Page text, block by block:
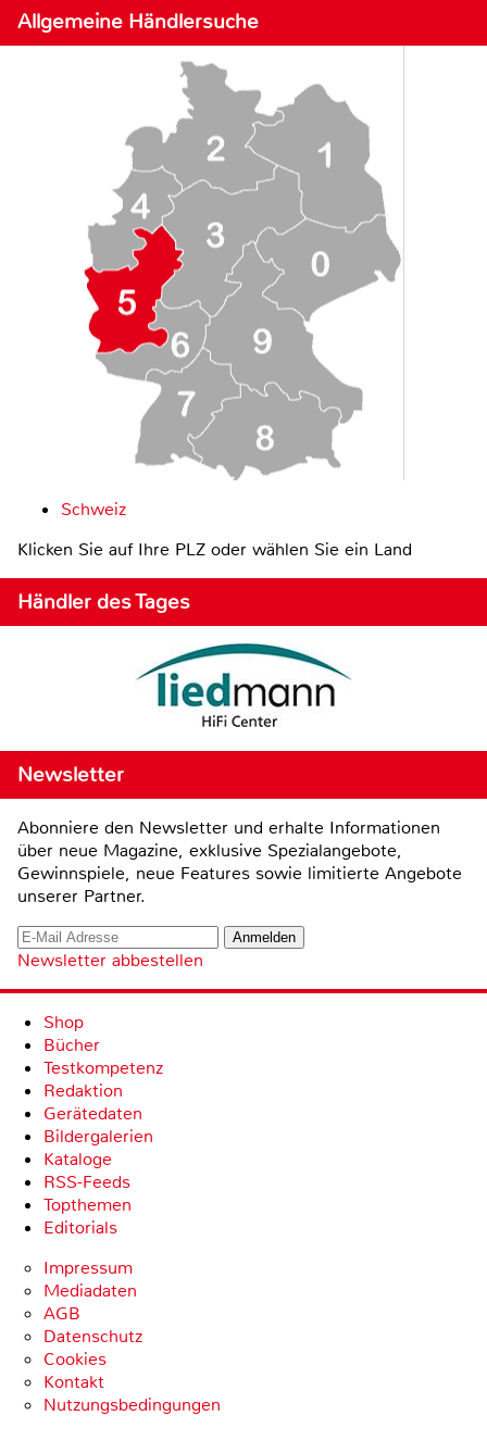
Allgemeine Händlersuche
Schweiz
Klicken Sie auf Ihre PLZ oder wählen Sie ein Land
Händler des Tages
Newsletter
Abonniere den Newsletter und erhalte Informationen
über neue Magazine, exklusive Spezialangebote,
Gewinnspiele, neue Features sowie limitierte Angebote
unserer Partner.
Newsletter abbestellen
Shop
Bücher
Testkompetenz
Redaktion
Gerätedaten
Bildergalerien
Kataloge
RSS-Feeds
Topthemen
Editorials
Impressum
Mediadaten
AGB
Datenschutz
Cookies
Kontakt
Nutzungsbedingungen